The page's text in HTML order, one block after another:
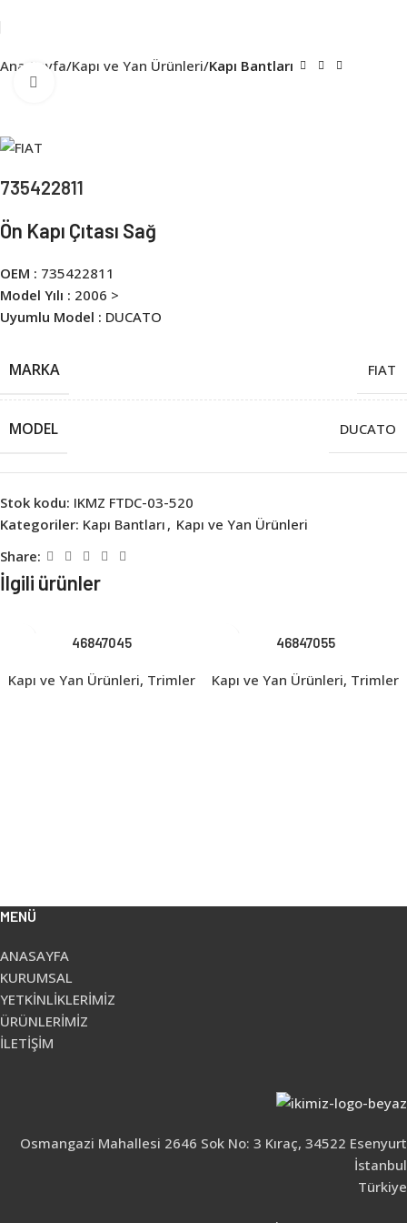
Ana Sayfa Kapı ve Yan Ürünleri Kapı Bantları
735422811
Ön Kapı Çıtası Sağ
OEM : 735422811
Model Yılı : 2006 >
Uyumlu Model : DUCATO
MARKA FIAT
MODEL DUCATO
Stok kodu: IKMZ FTDC-03-520
Kategoriler: Kapı Bantları , Kapı ve Yan Ürünleri
Share:
İlgili ürünler
46847045
Kapı ve Yan Ürünleri, Trimler
46847055
Kapı ve Yan Ürünleri, Trimler
MENÜ
ANASAYFA
KURUMSAL
YETKİNLİKLERİMİZ
ÜRÜNLERİMİZ
İLETİŞİM
Osmangazi Mahallesi 2646 Sok No: 3 Kıraç, 34522 Esenyurt
İstanbul
Türkiye